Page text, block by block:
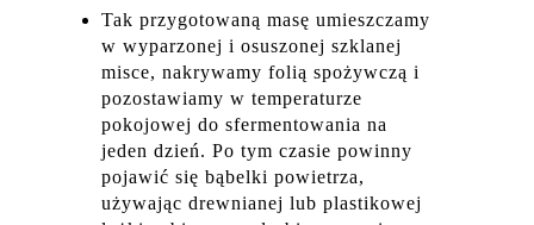
Tak przygotowaną masę umieszczamy
w wyparzonej i osuszonej szklanej
misce, nakrywamy folią spożywczą i
pozostawiamy w temperaturze
pokojowej do sfermentowania na
jeden dzień. Po tym czasie powinny
pojawić się bąbelki powietrza,
używając drewnianej lub plastikowej